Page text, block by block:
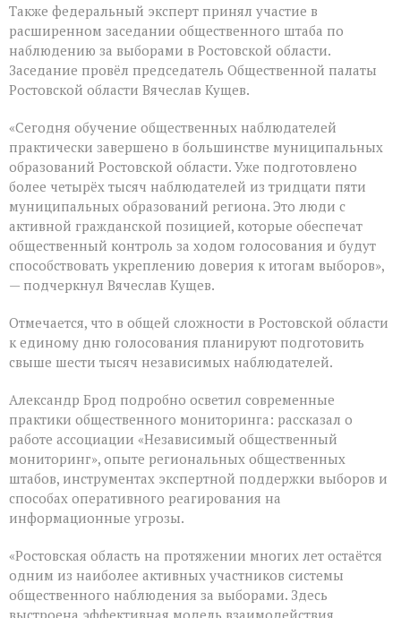
Также федеральный эксперт принял участие в
расширенном заседании общественного штаба по
наблюдению за выборами в Ростовской области.
Заседание провёл председатель Общественной палаты
Ростовской области Вячеслав Кущев.
«Сегодня обучение общественных наблюдателей
практически завершено в большинстве муниципальных
образований Ростовской области. Уже подготовлено
более четырёх тысяч наблюдателей из тридцати пяти
муниципальных образований региона. Это люди с
активной гражданской позицией, которые обеспечат
общественный контроль за ходом голосования и будут
способствовать укреплению доверия к итогам выборов»,
— подчеркнул Вячеслав Кущев.
Отмечается, что в общей сложности в Ростовской области
к единому дню голосования планируют подготовить
свыше шести тысяч независимых наблюдателей.
Александр Брод подробно осветил современные
практики общественного мониторинга: рассказал о
работе ассоциации «Независимый общественный
мониторинг», опыте региональных общественных
штабов, инструментах экспертной поддержки выборов и
способах оперативного реагирования на
информационные угрозы.
«Ростовская область на протяжении многих лет остаётся
одним из наиболее активных участников системы
общественного наблюдения за выборами. Здесь
выстроена эффективная модель взаимодействия